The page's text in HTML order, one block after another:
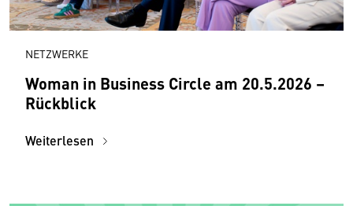
NETZWERKE
Woman in Business Circle am 20.5.2026 –
Rückblick
Weiterlesen